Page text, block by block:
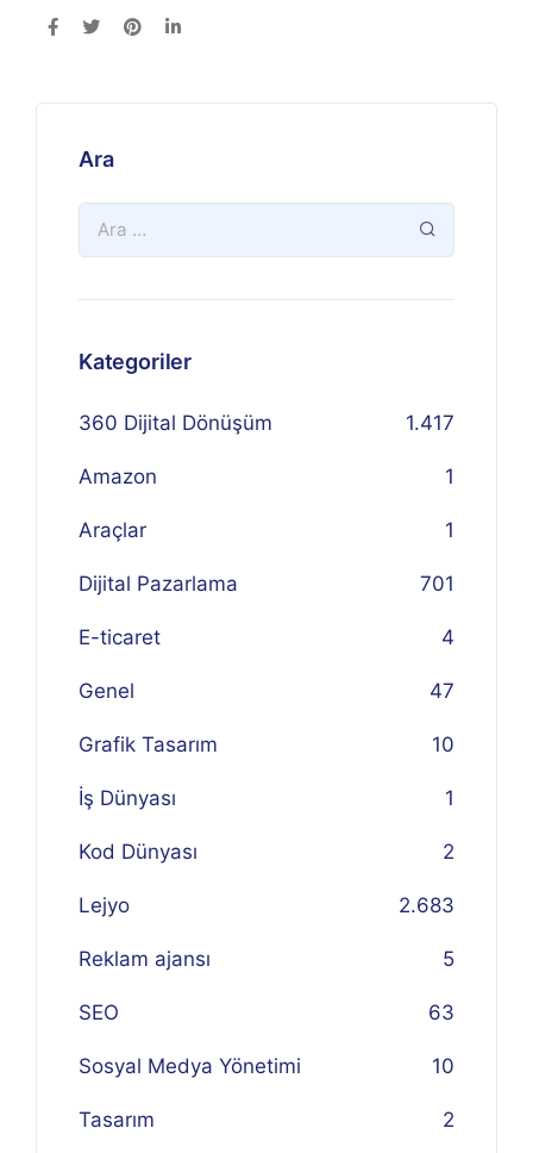
Ara
Kategoriler
360 Dijital Dönüşüm 1.417
Amazon 1
Araçlar 1
Dijital Pazarlama 701
E-ticaret 4
Genel 47
Grafik Tasarım 10
İş Dünyası 1
Kod Dünyası 2
Lejyo 2.683
Reklam ajansı 5
SEO 63
Sosyal Medya Yönetimi 10
Tasarım 2